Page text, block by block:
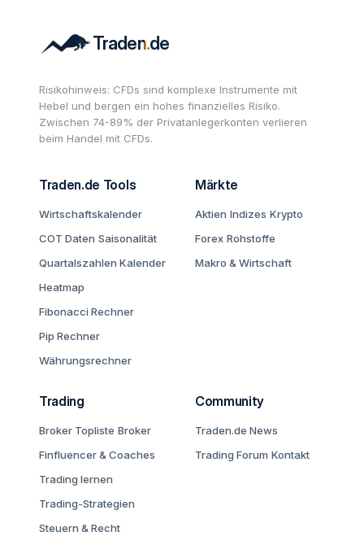
Risikohinweis: CFDs sind komplexe Instrumente mit
Hebel und bergen ein hohes finanzielles Risiko.
Zwischen 74-89% der Privatanlegerkonten verlieren
beim Handel mit CFDs.
Traden.de Tools
Wirtschaftskalender
COT Daten Saisonalität
Quartalszahlen Kalender
Heatmap
Fibonacci Rechner
Pip Rechner
Währungsrechner
Märkte
Aktien Indizes Krypto
Forex Rohstoffe
Makro & Wirtschaft
Trading
Broker Topliste Broker
Finfluencer & Coaches
Trading lernen
Trading-Strategien
Steuern & Recht
Community
Traden.de News
Trading Forum Kontakt